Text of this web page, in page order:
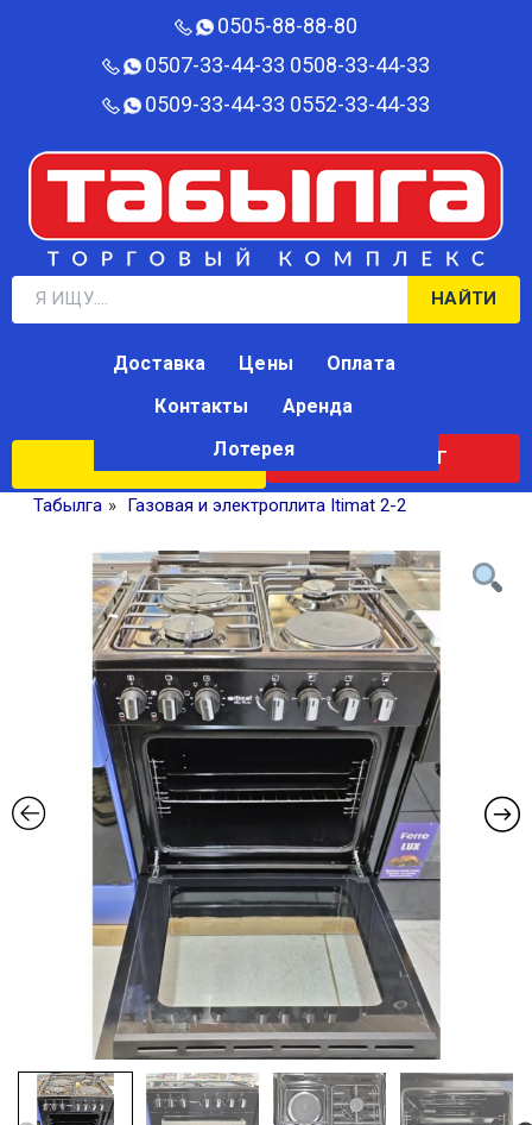
0505-88-88-80‬
0507-33-44-33 0508-33-44-33
0509-33-44-33 0552-33-44-33
НАЙТИ
КАТАЛОГ
Доставка Цены
Оплата
Контакты
Аренда
Лотерея
Табылга » Газовая и электроплита Itimat 2-2